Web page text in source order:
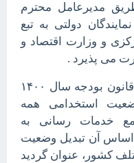
مدیرعامل محترم
دولتی به تبع
و وزارت اقتصاد و
می پذیرد .
در سال 1400 بند (د) تبصره ۲۰ قانون بودجه سال ۱۴۰۰
استخدامی همه
قانون جامع خدمات رسانی به
اساس آن تبدیل وضعیت
کشور، عنوان گردید